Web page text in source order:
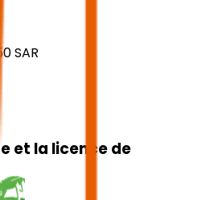
SAR
et la licence de